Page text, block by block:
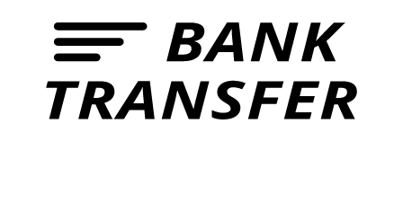
Chuẩn
Đến
Size
BAO
GIỜ
hoa
nhí
duyên
mùa
hè